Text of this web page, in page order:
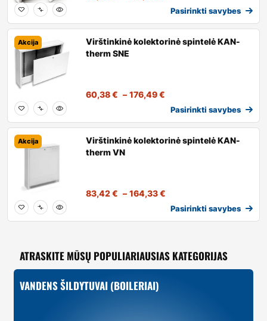
Pasirinkti savybes
Akcija
Virštinkinė kolektorinė spintelė KAN-
therm SNE
60,38€ – 176,49€
Pasirinkti savybes
Akcija
Virštinkinė kolektorinė spintelė KAN-
therm VN
83,42€ – 164,33€
Pasirinkti savybes
ATRASKITE MŪSŲ POPULIARIAUSIAS KATEGORIJAS
VANDENS ŠILDYTUVAI (BOILERIAI)